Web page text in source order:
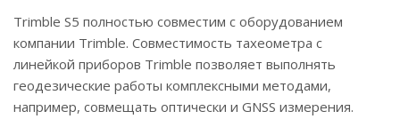
Trimble S5 полностью совместим с оборудованием
компании Trimble. Совместимость тахеометра с
линейкой приборов Trimble позволяет выполнять
геодезические работы комплексными методами,
например, совмещать оптически и GNSS измерения.